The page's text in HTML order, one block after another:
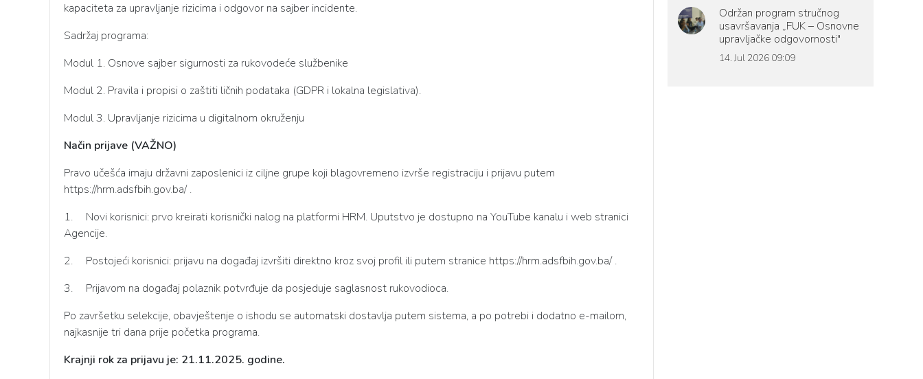
kapaciteta za upravljanje rizicima i odgovor na sajber incidente.
Sadržaj programa:
Modul 1. Osnove sajber sigurnosti za rukovodeće službenike
Modul 2. Pravila i propisi o zaštiti ličnih podataka (GDPR i lokalna legislativa).
Modul 3. Upravljanje rizicima u digitalnom okruženju
Način prijave (VAŽNO)
Pravo učešća imaju državni zaposlenici iz ciljne grupe koji blagovremeno izvrše registraciju i prijavu putem
https://hrm.adsfbih.gov.ba/ .
1.
Novi korisnici: prvo kreirati korisnički nalog na platformi HRM. Uputstvo je dostupno na YouTube kanalu i web stranici
Agencije.
2.
Postojeći korisnici: prijavu na događaj izvršiti direktno kroz svoj profil ili putem stranice https://hrm.adsfbih.gov.ba/ .
3.
Prijavom na događaj polaznik potvrđuje da posjeduje saglasnost rukovodioca.
Po završetku selekcije, obavještenje o ishodu se automatski dostavlja putem sistema, a po potrebi i dodatno e-mailom,
najkasnije tri dana prije početka programa.
Krajnji rok za prijavu je: 21.11.2025. godine.
Održan program stručnog
usavršavanja „FUK – Osnovne
upravljačke odgovornosti"
14. Jul 2026 09:09